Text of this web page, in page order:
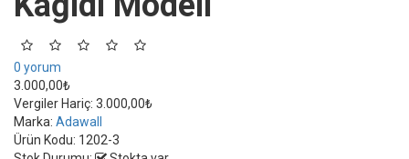
0 yorum
3.000,00₺
Vergiler Hariç: 3.000,00₺
Marka: Adawall
Ürün Kodu: 1202-3